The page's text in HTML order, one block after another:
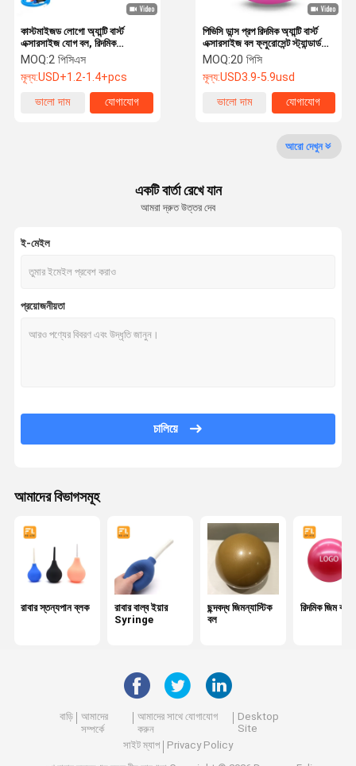
পণ্য আমাদের সম্পর্কে
কারখানা ভ্রমণ মান নিয়ন্ত্রণ যোগাযোগ করুন খবর
মেডিকেল গ্রেড টিউবিং
এয়ার ফ্লো কন্ট্রোল ভালভ
হিজামা কাপিং সেট
পিভিসি ডান্স প্রপ রিদমিক অ্যান্টি বার্স্ট
এক্সারসাইজ বল ফ্লুরোসেন্ট স্ট্যান্ডার্ড
সাইজ
MOQ:20 পিসি
মূল্য:USD3.9-5.9usd
ভালো দাম
যোগাযোগ
কাস্টমাইজড লোগো অ্যান্টি বার্স্ট
এক্সারসাইজ যোগ বল, রিদমিক
জিমন্যাস্টিকস বল
MOQ:2 পিসিএস
মূল্য:USD+1.2-1.4+pcs
ভালো দাম
যোগাযোগ
আরো দেখুন
একটি বার্তা রেখে যান
আমরা দ্রুত উত্তর দেব
ই-মেইল
প্রয়োজনীয়তা
চালিয়ে
আমাদের বিভাগসমূহ
রাবার স্তন্যপান ব্লক
রাবার বাল্ব ইয়ার
Syringe
ছন্দবদ্ধ জিমন্যাস্টিক
বল
রিদমিক জিম বল
বাড়ি
আমাদের
সম্পর্কে
আমাদের সাথে যোগাযোগ
করুন
Desktop
Site
সাইট ম্যাপ
Privacy Policy